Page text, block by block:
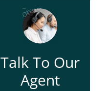
Talk To Our
Agent